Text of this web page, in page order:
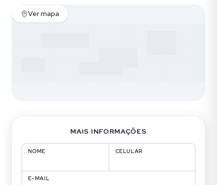
Ver mapa
MAIS INFORMAÇÕES
NOME CELULAR
E-MAIL